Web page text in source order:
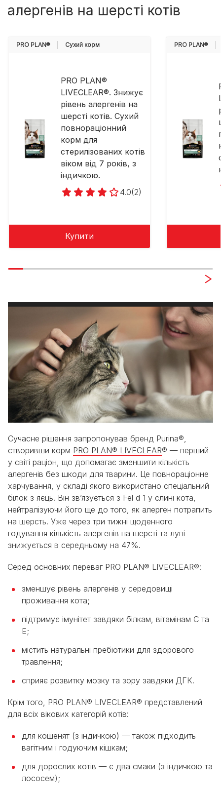
алергенів на шерсті котів
PRO PLAN® Cухий корм
PRO PLAN®
LIVECLEAR®. Знижує
рівень алергенів на
шерсті котів. Сухий
повнораціонний
корм для
стерилізованих котів
віком від 7 років, з
індичкою.
4.0(2)
Купити
PRO PLAN®
Сучасне рішення запропонував бренд Purina®,
створивши корм PRO PLAN® LIVECLEAR® — перший
у світі раціон, що допомагає зменшити кількість
алергенів без шкоди для тварини. Це повнораціонне
харчування, у складі якого використано спеціальний
білок з яєць. Він зв’язується з Fel d 1 у слині кота,
нейтралізуючи його ще до того, як алерген потрапить
на шерсть. Уже через три тижні щоденного
годування кількість алергенів на шерсті та лупі
знижується в середньому на 47%.
Серед основних переваг PRO PLAN® LIVECLEAR®:
зменшує рівень алергенів у середовищі
проживання кота;
підтримує імунітет завдяки білкам, вітамінам С та
Е;
містить натуральні пребіотики для здорового
травлення;
сприяє розвитку мозку та зору завдяки ДГК.
Крім того, PRO PLAN® LIVECLEAR® представлений
для всіх вікових категорій котів:
для кошенят (з індичкою) — також підходить
вагітним і годуючим кішкам;
для дорослих котів — є два смаки (з індичкою та
лососем);